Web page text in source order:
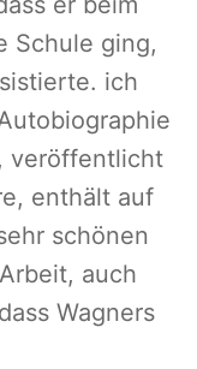
Schule ging,
ich
, veröffentlicht
enthält auf
schönen
auch
Wagners